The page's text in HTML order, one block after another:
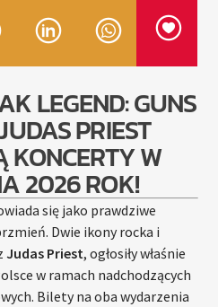
MUZY
LEGEND: GUNS
PRIEST
KONCERTY W
2026 ROK!
się jako prawdziwe
Dwie ikony rocka i
Judas Priest, ogłosiły właśnie
w ramach nadchodzących
Bilety na oba wydarzenia